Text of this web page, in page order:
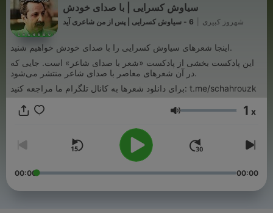
سیاوش کسرایی | با صدای خودش
شهروز کبیری 6 - سیاوش کسرایی | پس از من شاعری آید
اینجا شعرهای سیاوش کسرایی را با صدای خودش خواهیم شنید.
این پادکست بخشی از پادکست «شعر با صدای شاعر» است. جایی که
در آن شعرهای معاصر با صدای شاعر منتشر می‌شود.
برای دانلود شعرها به کانال تلگرام ما مراجعه کنید: t.me/schahrouzk
Lautstärke 1 x
00:00 00:00